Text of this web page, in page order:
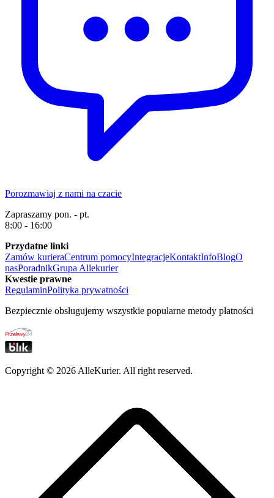
Porozmawiaj z nami na czacie
Zapraszamy pon. - pt.
8:00 - 16:00
Przydatne linki
Zamów kurieraCentrum pomocyIntegracjeKontaktInfoBlogO
nasPoradnikGrupa Allekurier
Kwestie prawne
RegulaminPolityka prywatności
Bezpiecznie obsługujemy wszystkie popularne metody płatności
Copyright © 2026 AlleKurier. All right reserved.